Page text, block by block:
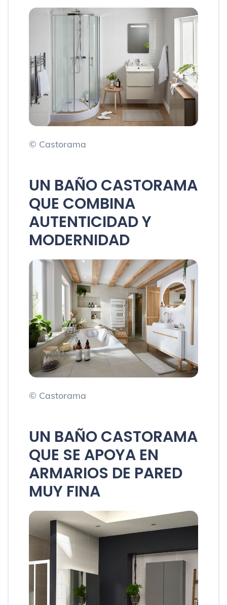
© Castorama
UN BAÑO CASTORAMA
QUE COMBINA
AUTENTICIDAD Y
MODERNIDAD
© Castorama
UN BAÑO CASTORAMA
QUE SE APOYA EN
ARMARIOS DE PARED
MUY FINA